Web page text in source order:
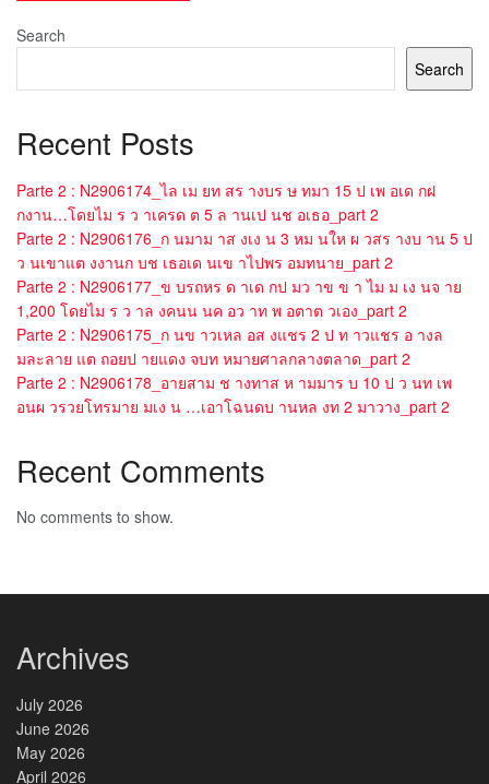
Search
Search
Recent Posts
Parte 2 : N2906174_ไล เม ยท สร างบร ษ ทมา 15 ป เพ อเด กฝ
กงาน…โดยไม ร ว าเครด ต 5 ล านเป นช อเธอ_part 2
Parte 2 : N2906176_ก นมาม าส งเง น 3 หม นให ผ วสร างบ าน 5 ป
ว นเขาแต งงานก บช เธอเด นเข าไปพร อมทนาย_part 2
Parte 2 : N2906177_ข บรถหร ด าเด กป มว าข ข า ไม ม เง นจ าย
1,200 โดยไม ร ว าล งคนน นค อว าท พ อตาต วเอง_part 2
Parte 2 : N2906175_ก นข าวเหล อส งแชร 2 ป ท าวแชร อ างล
มละลาย แต ถอยป ายแดง จบท หมายศาลกลางตลาด_part 2
Parte 2 : N2906178_อายสาม ช างทาส ห ามมาร บ 10 ป ว นท เพ
อนผ วรวยโทรมาย มเง น …เอาโฉนดบ านหล งท 2 มาวาง_part 2
Recent Comments
No comments to show.
Archives
July 2026
June 2026
May 2026
April 2026